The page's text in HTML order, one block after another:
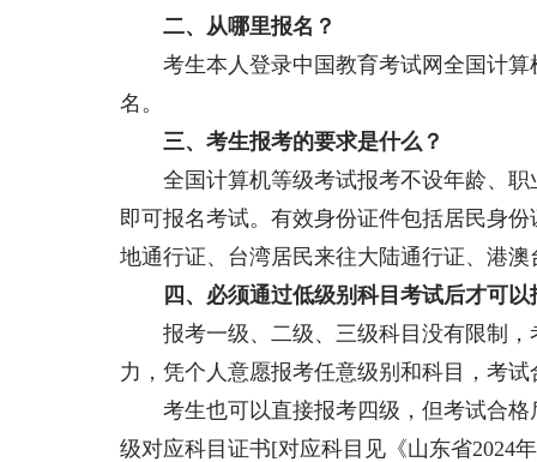
二、从哪里报名？
考生本人登录中国教育考试网全国计算
名。
三、考生报考的要求是什么？
全国计算机等级考试报考不设年龄、职
即可报名考试。有效身份证件包括居民身
地通行证、台湾居民来往大陆通行证、港
四、必须通过低级别科目考试后才可
报考一级、二级、三级科目没有限制，
力，凭个人意愿报考任意级别和科目，考
考生也可以直接报考四级，但考试合格
级对应科目证书[对应科目见《山东省2024